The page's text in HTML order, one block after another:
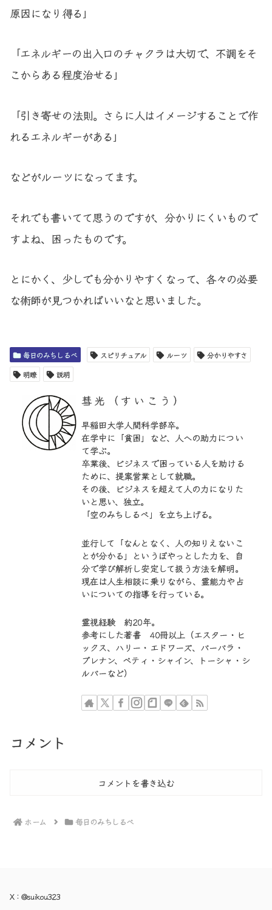
原因になり得る」
「エネルギーの出入口のチャクラは大切で、不調をそ
こからある程度治せる」
「引き寄せの法則。さらに人はイメージすることで作
れるエネルギーがある」
などがルーツになってます。
それでも書いてて思うのですが、分かりにくいもので
すよね、困ったものです。
とにかく、少しでも分かりやすくなって、各々の必要
な術師が見つかればいいなと思いました。
毎日のみちしるべ スピリチュアル ルーツ
分かりやすさ
明瞭
説明
彗光（すいこう）
早稲田大学人間科学部卒。
在学中に「貧困」など、人への助力につい
て学ぶ。
卒業後、ビジネスで困っている人を助ける
ために、提案営業として就職。
その後、ビジネスを超えて人の力になりた
いと思い、独立。
「空のみちしるべ」を立ち上げる。
並行して「なんとなく、人の知りえないこ
とが分かる」というぼやっとした力を、自
分で学び解析し安定して扱う方法を解明。
現在は人生相談に乗りながら、霊能力や占
いについての指導を行っている。
霊視経験 約20年。
参考にした著書 40冊以上（エスター・ヒ
ックス、ハリー・エドワーズ、バーバラ・
ブレナン、ベティ・シャイン、トーシャ・シ
ルバーなど）
コメント
コメントを書き込む
ホーム 毎日のみちしるべ
X：@suikou323